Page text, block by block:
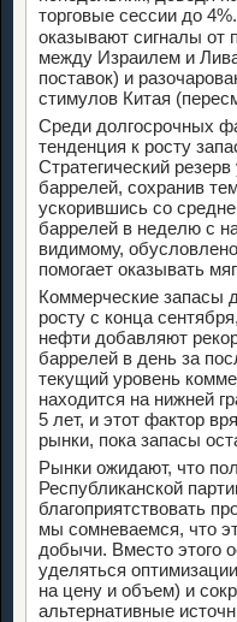
торговые сессии до
оказывают сигналы от
между Израилем и
поставок) и
стимулов Китая
Среди долгосрочных
тенденция к росту
Стратегический
баррелей, сохранив
ускорившись со
баррелей в неделю с
видимому,
помогает оказывать
Коммерческие запасы
росту с конца
нефти добавляют
баррелей в день за
текущий уровень
находится на нижней
5 лет, и этот фактор
рынки, пока запасы
Рынки ожидают, что
Республиканской
благоприятствовать
мы сомневаемся, что
добычи. Вместо этого
уделяться
на цену и объем) и
альтернативные